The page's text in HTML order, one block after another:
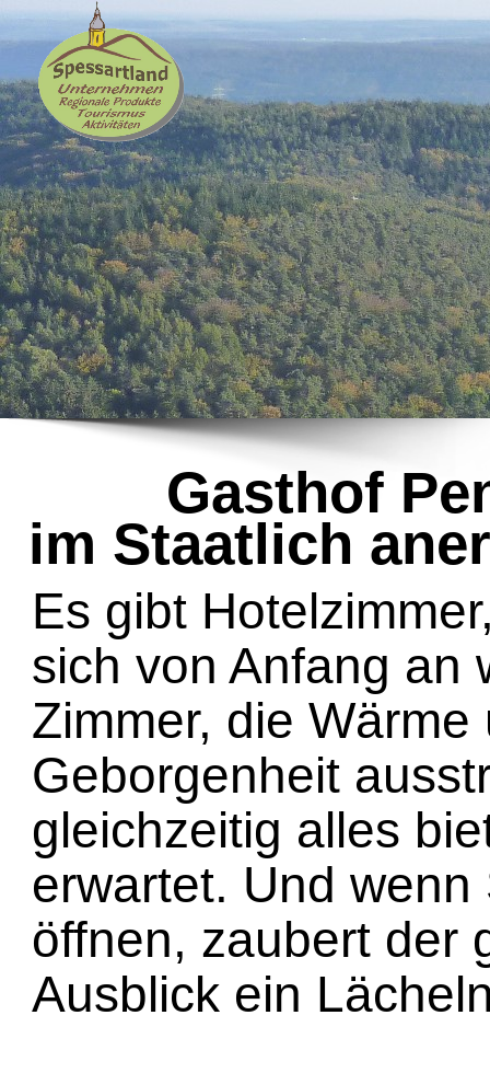
Gasthof
im Staatlich
Es gibt
sich von Anfang an
Zimmer, die Wärme
Geborgenheit
gleichzeitig alles
erwartet. Und
öffnen, zaubert der
Ausblick ein